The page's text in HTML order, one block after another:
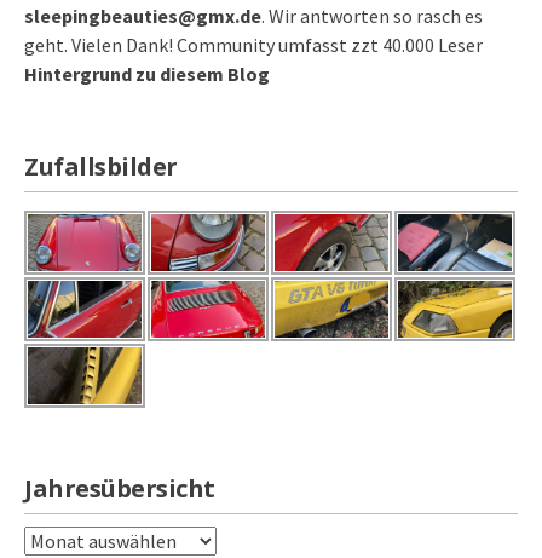
sleepingbeauties@gmx.de. Wir antworten so rasch es
geht. Vielen Dank! Community umfasst zzt 40.000 Leser
Hintergrund zu diesem Blog
Zufallsbilder
Jahresübersicht
Jahresübersicht